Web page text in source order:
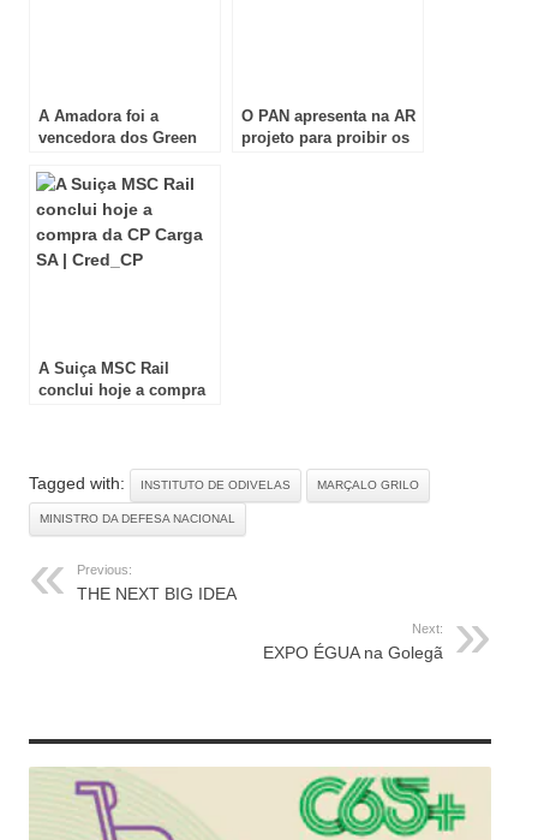
A Amadora foi a
vencedora dos Green
O PAN apresenta na AR
projeto para proibir os
A Suiça MSC Rail
conclui hoje a compra
Tagged with: INSTITUTO DE ODIVELAS MARÇALO GRILO
MINISTRO DA DEFESA NACIONAL
Previous:
THE NEXT BIG IDEA
Next:
EXPO ÉGUA na Golegã